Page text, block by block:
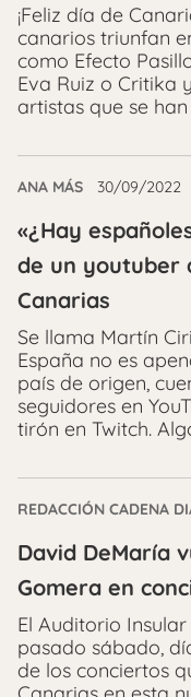
¡Feliz día de
canarios triunfan
como Efecto
Eva Ruiz o Critika
artistas que se
ANA MÁS 30/09/2022
«¿Hay
de un youtuber
Canarias
Se llama Martín
España no es
país de origen,
seguidores en
tirón en Twitch.
REDACCIÓN CADENA
David DeMaría
Gomera en
El Auditorio
pasado sábado,
de los conciertos